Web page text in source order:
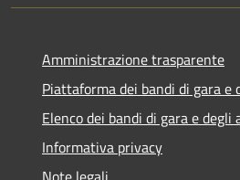
Amministrazione trasparente
Piattaforma dei bandi di gara e
Elenco dei bandi di gara e degli
Informativa privacy